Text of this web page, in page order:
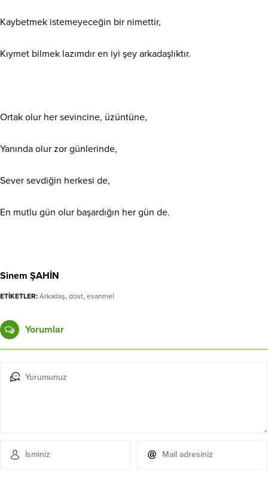
Kaybetmek istemeyeceğin bir nimettir,
Kıymet bilmek lazımdır en iyi şey arkadaşlıktır.
Ortak olur her sevincine, üzüntüne,
Yanında olur zor günlerinde,
Sever sevdiğin herkesi de,
En mutlu gün olur başardığın her gün de.
Sinem ŞAHİN
ETİKETLER: Arkadaş, dost, esanmel
Yorumlar